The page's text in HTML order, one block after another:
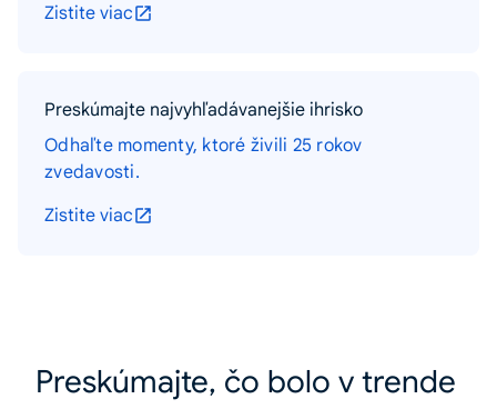
Zistite viac
Preskúmajte najvyhľadávanejšie ihrisko
Odhaľte momenty, ktoré živili 25 rokov
zvedavosti.
Zistite viac
Preskúmajte, čo bolo v trende